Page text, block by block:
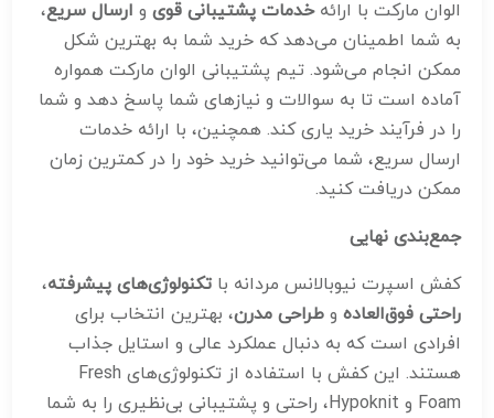
الوان مارکت با ارائهخدمات پشتیبانی قوی و ارسال سریع،
به شما اطمینان می‌دهد که خرید شما به بهترین شکل
ممکن انجام می‌شود. تیم پشتیبانی الوان مارکت همواره
آماده است تا به سوالات و نیازهای شما پاسخ دهد و شما
را در فرآیند خرید یاری کند. همچنین، با ارائه خدمات
ارسال سریع، شما می‌توانید خرید خود را در کمترین زمان
ممکن دریافت کنید.
جمع‌بندی نهایی
کفش اسپرت نیوبالانس مردانه باتکنولوژی‌های پیشرفته،
راحتی فوق‌العاده وطراحی مدرن، بهترین انتخاب برای
افرادی است که به دنبال عملکرد عالی و استایل جذاب
هستند. این کفش با استفاده از تکنولوژی‌های Fresh
Foam و Hypoknit، راحتی و پشتیبانی بی‌نظیری را به شما